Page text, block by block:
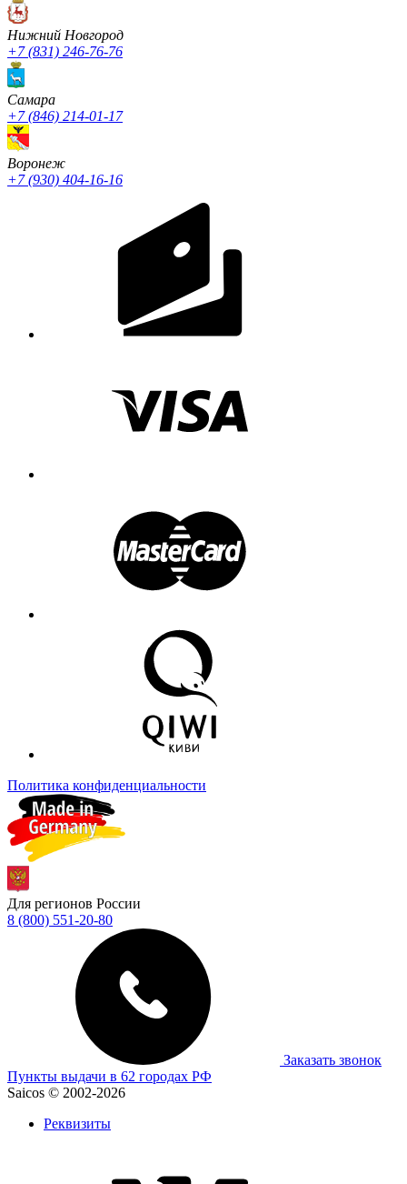
Нижний Новгород
+7 (831) 246-76-76
Cамара
+7 (846) 214-01-17
Воронеж
+7 (930) 404-16-16
Политика конфиденциальности
Для регионов России
8 (800) 551-20-80
Заказать звонок
Пункты выдачи в 62 городах РФ
Saicos © 2002-2026
Реквизиты